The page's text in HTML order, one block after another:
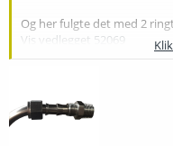
Og her fulgte det med 2
Vis vedlegget 52069
en sånn engangsgreie?